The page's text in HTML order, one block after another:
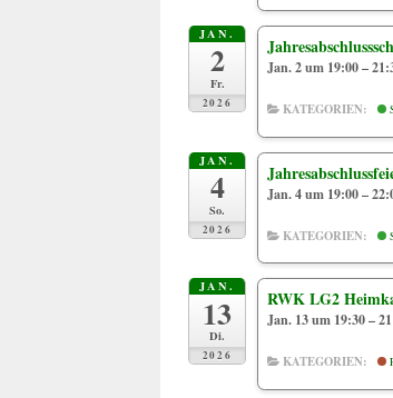
JAN.
2
Fr.
2026
Jan. 2 um 19:00 –
KATEGORIEN:
JAN.
4
So.
2026
Jan. 4 um 19:00 –
KATEGORIEN:
JAN.
13
Di.
2026
RWK LG2
Jan. 13 um 19:30 –
KATEGORIEN: